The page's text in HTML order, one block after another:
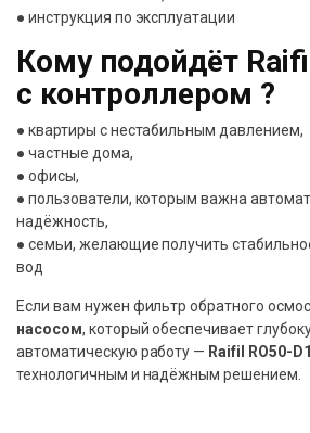
● инструкция по эксплуатации
Кому подойдёт
с контроллером ?
● квартиры с нестабильным давлением,
● частные дома,
● офисы,
● пользователи, которым важна
надёжность,
● семьи, желающие получить
вод
Если вам нужен фильтр обратного
насосом, который обеспечивает
автоматическую работу — Raifil RO50-D1
технологичным и надёжным решением.